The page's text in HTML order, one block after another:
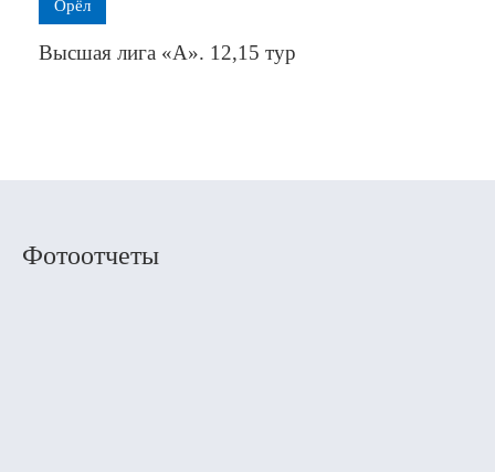
Орёл
Высшая лига «А». 12,15 тур
Фотоотчеты